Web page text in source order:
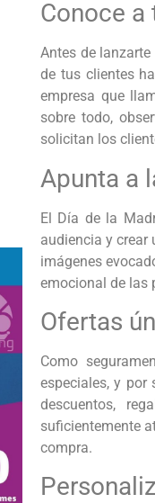
Conoce a
Antes de
de tus clientes
empresa que
sobre todo,
solicitan los
Apunta a
El Día de la
audiencia y crear
imágenes
emocional de las
Ofertas
Como
especiales, y por
descuentos,
suficientemente
compra.